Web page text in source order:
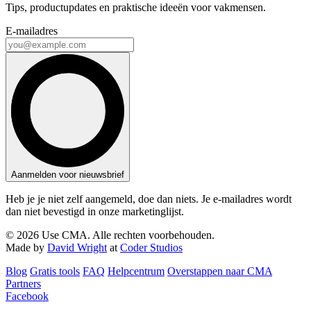
Tips, productupdates en praktische ideeën voor vakmensen.
E-mailadres
Aanmelden voor nieuwsbrief
Heb je je niet zelf aangemeld, doe dan niets. Je e-mailadres wordt
dan niet bevestigd in onze marketinglijst.
© 2026 Use CMA. Alle rechten voorbehouden.
Made by David Wright at Coder Studios
Blog‎ Gratis tools FAQ Helpcentrum Overstappen naar CMA
Partners
Facebook